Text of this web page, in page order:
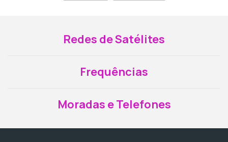
Redes de Satélites
Frequências
Moradas e Telefones